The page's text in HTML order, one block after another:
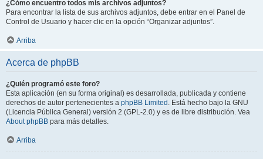
¿Cómo encuentro todos mis archivos adjuntos?
Para encontrar la lista de sus archivos adjuntos, debe entrar en el Panel de
Control de Usuario y hacer clic en la opción “Organizar adjuntos”.
Arriba
Acerca de phpBB
¿Quién programó este foro?
Esta aplicación (en su forma original) es desarrollada, publicada y contiene
derechos de autor pertenecientes a phpBB Limited . Está hecho bajo la GNU
(Licencia Pública General) versión 2 (GPL-2.0) y es de libre distribución. Vea
About phpBB para más detalles.
Arriba